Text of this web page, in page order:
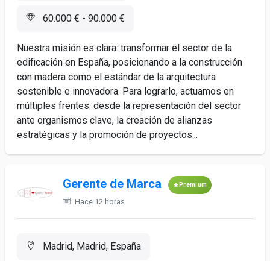
60.000 € - 90.000 €
Nuestra misión es clara: transformar el sector de la
edificación en España, posicionando a la construcción
con madera como el estándar de la arquitectura
sostenible e innovadora. Para lograrlo, actuamos en
múltiples frentes: desde la representación del sector
ante organismos clave, la creación de alianzas
estratégicas y la promoción de proyectos...
Gerente de Marca Premium
Hace 12 horas
Madrid, Madrid, España